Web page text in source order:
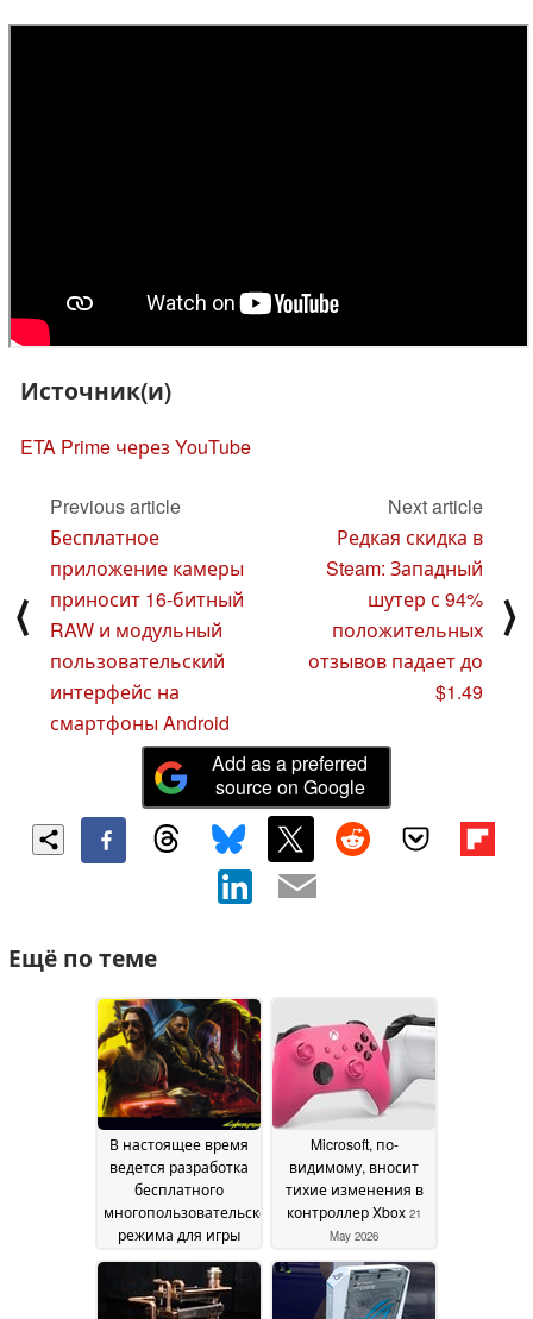
Источник(и)
ETA Prime через YouTube
⟨
Previous article
Бесплатное
приложение камеры
приносит 16-битный
RAW и модульный
пользовательский
интерфейс на
смартфоны Android
Next article
Редкая скидка в
Steam: Западный
шутер с 94%
положительных
отзывов падает до
$1.49
⟩
Add as a preferred
source on Google
Ещё по теме
В настоящее время
ведется разработка
бесплатного
многопользовательского
режима для игры
возможностью
создания
Microsoft, по-
видимому, вносит
тихие изменения в
контроллер Xbox 21
May 2026